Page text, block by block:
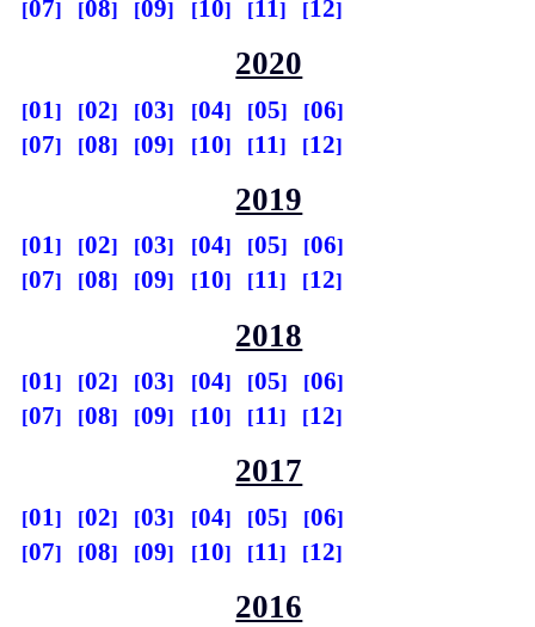
07 08 09 10 11 12
2020
01 02 03 04 05
06
07
08 09 10 11 12
2019
01 02 03 04 05
06
07
08 09 10 11 12
2018
01 02 03 04 05
06
07
08 09 10 11 12
2017
01 02 03 04 05
06
07
08 09 10 11 12
2016